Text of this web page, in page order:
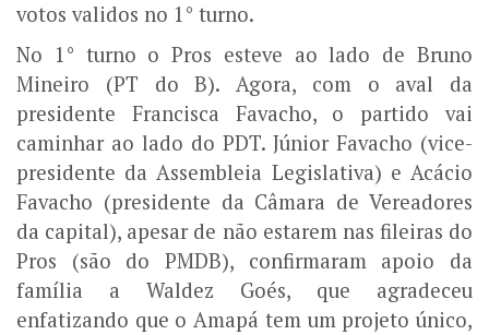
votos validos no 1° turno.
No 1° turno o Pros esteve ao lado de Bruno
Mineiro (PT do B). Agora, com o aval da
presidente Francisca Favacho, o partido vai
caminhar ao lado do PDT. Júnior Favacho (vice-
presidente da Assembleia Legislativa) e Acácio
Favacho (presidente da Câmara de Vereadores
da capital), apesar de não estarem nas fileiras do
Pros (são do PMDB), confirmaram apoio da
família a Waldez Goés, que agradeceu
enfatizando que o Amapá tem um projeto único,